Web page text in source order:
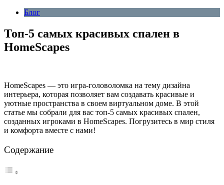
Блог
Топ-5 самых красивых спален в
HomeScapes
HomeScapes — это игра-головоломка на тему дизайна
интерьера, которая позволяет вам создавать красивые и
уютные пространства в своем виртуальном доме. В этой
статье мы собрали для вас топ-5 самых красивых спален,
созданных игроками в HomeScapes. Погрузитесь в мир стиля
и комфорта вместе с нами!
Содержание